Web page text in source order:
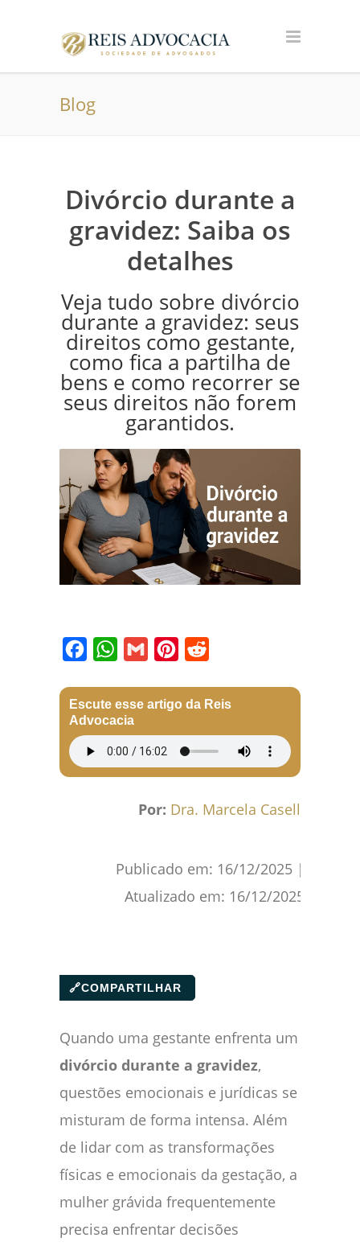
Blog
Divórcio durante a
gravidez: Saiba os
detalhes
Veja tudo sobre divórcio
durante a gravidez: seus
direitos como gestante,
como fica a partilha de
bens e como recorrer se
seus direitos não forem
garantidos.
Escute esse artigo da Reis
Advocacia
Por: Dra. Marcela Caselli
Publicado em: 16/12/2025 |
Atualizado em: 16/12/2025
🔗COMPARTILHAR
Quando uma gestante enfrenta um
divórcio durante a gravidez,
questões emocionais e jurídicas se
misturam de forma intensa. Além
de lidar com as transformações
físicas e emocionais da gestação, a
mulher grávida frequentemente
precisa enfrentar decisões